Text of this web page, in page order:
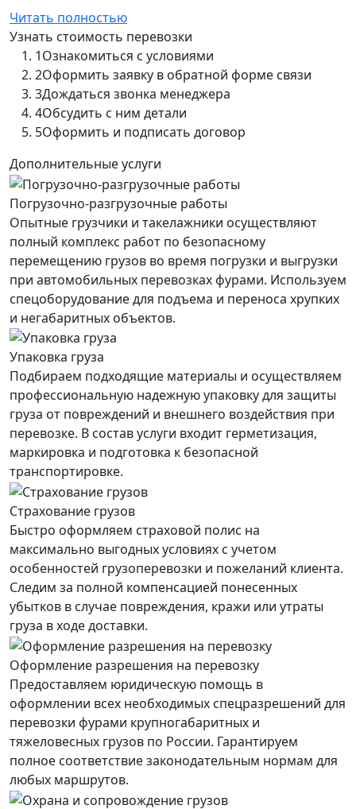
Читать полностью
Узнать стоимость перевозки
1Ознакомиться с условиями
2Оформить заявку в обратной форме связи
3Дождаться звонка менеджера
4Обсудить с ним детали
5Оформить и подписать договор
Дополнительные услуги
Погрузочно-разгрузочные работы
Опытные грузчики и такелажники осуществляют
полный комплекс работ по безопасному
перемещению грузов во время погрузки и выгрузки
при автомобильных перевозках фурами. Используем
спецоборудование для подъема и переноса хрупких
и негабаритных объектов.
Упаковка груза
Подбираем подходящие материалы и осуществляем
профессиональную надежную упаковку для защиты
груза от повреждений и внешнего воздействия при
перевозке. В состав услуги входит герметизация,
маркировка и подготовка к безопасной
транспортировке.
Страхование грузов
Быстро оформляем страховой полис на
максимально выгодных условиях с учетом
особенностей грузоперевозки и пожеланий клиента.
Следим за полной компенсацией понесенных
убытков в случае повреждения, кражи или утраты
груза в ходе доставки.
Оформление разрешения на перевозку
Предоставляем юридическую помощь в
оформлении всех необходимых спецразрешений для
перевозки фурами крупногабаритных и
тяжеловесных грузов по России. Гарантируем
полное соответствие законодательным нормам для
любых маршрутов.